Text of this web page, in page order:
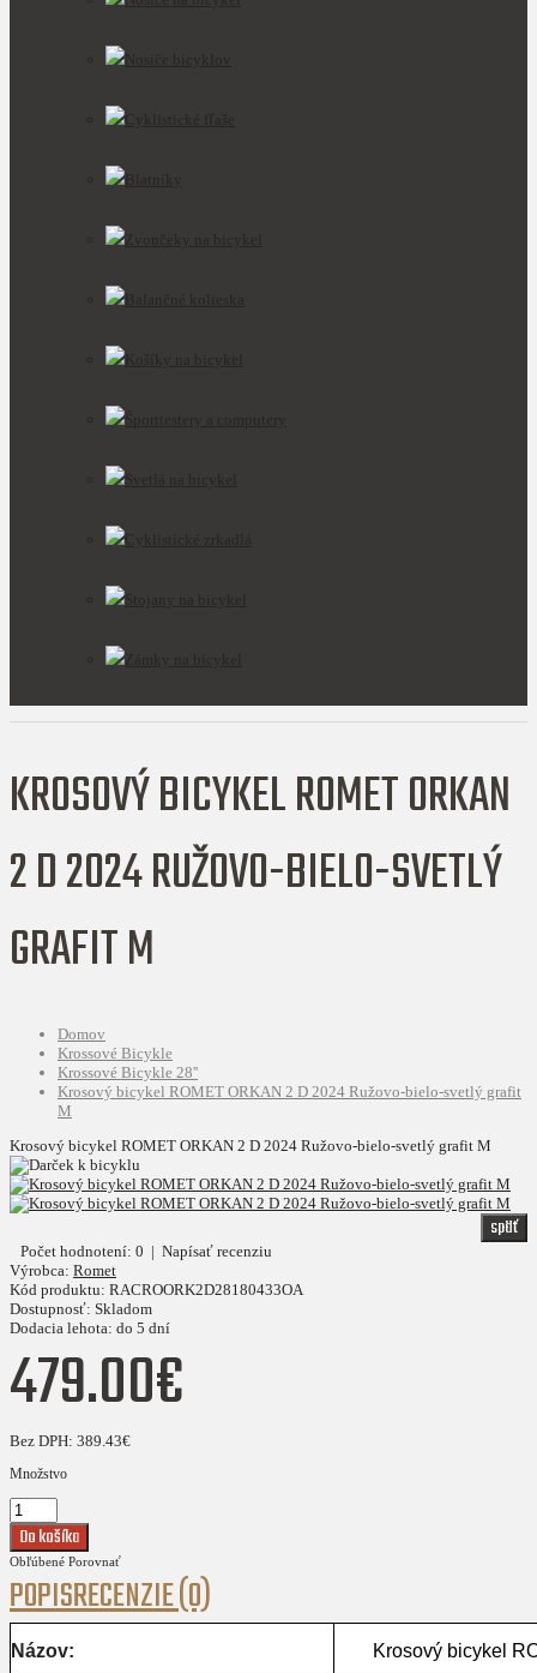
KROSOVÝ BICYKEL ROMET ORKAN
2 D 2024 RUŽOVO-BIELO-SVETLÝ
GRAFIT M
Domov
Krossové Bicykle
Krossové Bicykle 28''
Krosový bicykel ROMET ORKAN 2 D 2024 Ružovo-bielo-svetlý grafit
M
Krosový bicykel ROMET ORKAN 2 D 2024 Ružovo-bielo-svetlý grafit M
späť
Počet hodnotení: 0 | Napísať recenziu
Výrobca: Romet
Kód produktu: RACROORK2D28180433OA
Dostupnosť: Skladom
Dodacia lehota: do 5 dní
479.00€
Bez DPH: 389.43€
Množstvo
Obľúbené Porovnať
POPISRECENZIE (0)
Názov: Krosový bicykel